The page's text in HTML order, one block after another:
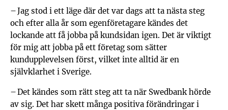
– Jag stod i ett läge där det var dags att ta nästa steg
och efter alla år som egenföretagare kändes det
lockande att få jobba på kundsidan igen. Det är viktigt
för mig att jobba på ett företag som sätter
kundupplevelsen först, vilket inte alltid är en
självklarhet i Sverige.
– Det kändes som rätt steg att ta när Swedbank hörde
av sig. Det har skett många positiva förändringar i